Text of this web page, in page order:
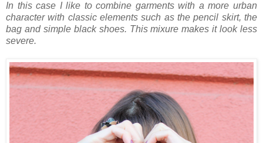
In this case I like to combine garments with a more urban
character with classic elements such as the pencil skirt, the
bag and simple black shoes. This mixure makes it look less
severe.